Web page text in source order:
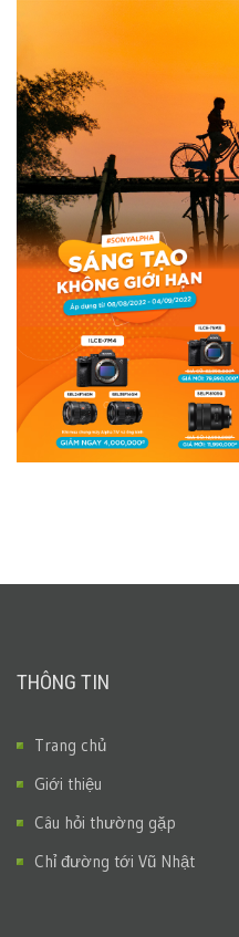
THÔNG TIN
Trang chủ
Giới thiệu
Câu hỏi thường gặp
Chỉ đường tới Vũ Nhật